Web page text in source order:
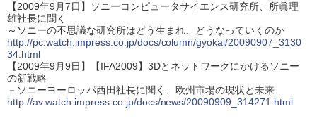
【2009年9月7日】ソニーコンピュータサイエンス研究所、所眞理
雄社長に聞く
～ソニーの不思議な研究所はどう生まれ、どうなっていくのか
http://pc.watch.impress.co.jp/docs/column/gyokai/20090907_3130
34.html
【2009年9月9日】【IFA2009】3Dとネットワークにかけるソニー
の新戦略
－ソニーヨーロッパ西田社長に聞く、欧州市場の現状と未来
http://av.watch.impress.co.jp/docs/news/20090909_314271.html